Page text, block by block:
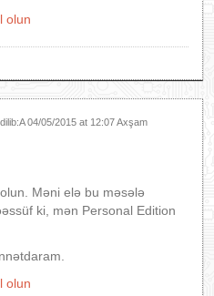
olun
04/05/2015 at 12:07 Axşam
Məni elə bu məsələ
ki, mən Personal Edition
olun